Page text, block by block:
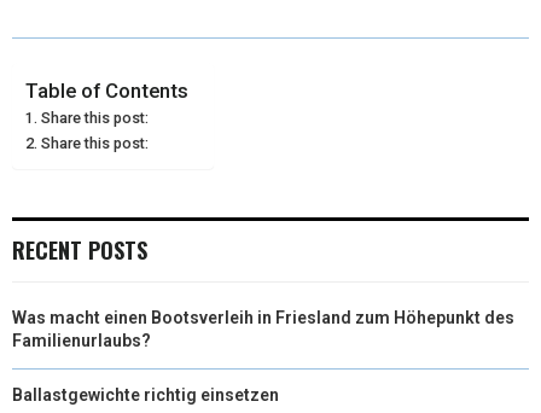
W
I
T
R
E K I
Table of Contents
Share this post:
Share this post:
RECENT POSTS
Was macht einen Bootsverleih in Friesland zum Höhepunkt des
Familienurlaubs?
Ballastgewichte richtig einsetzen